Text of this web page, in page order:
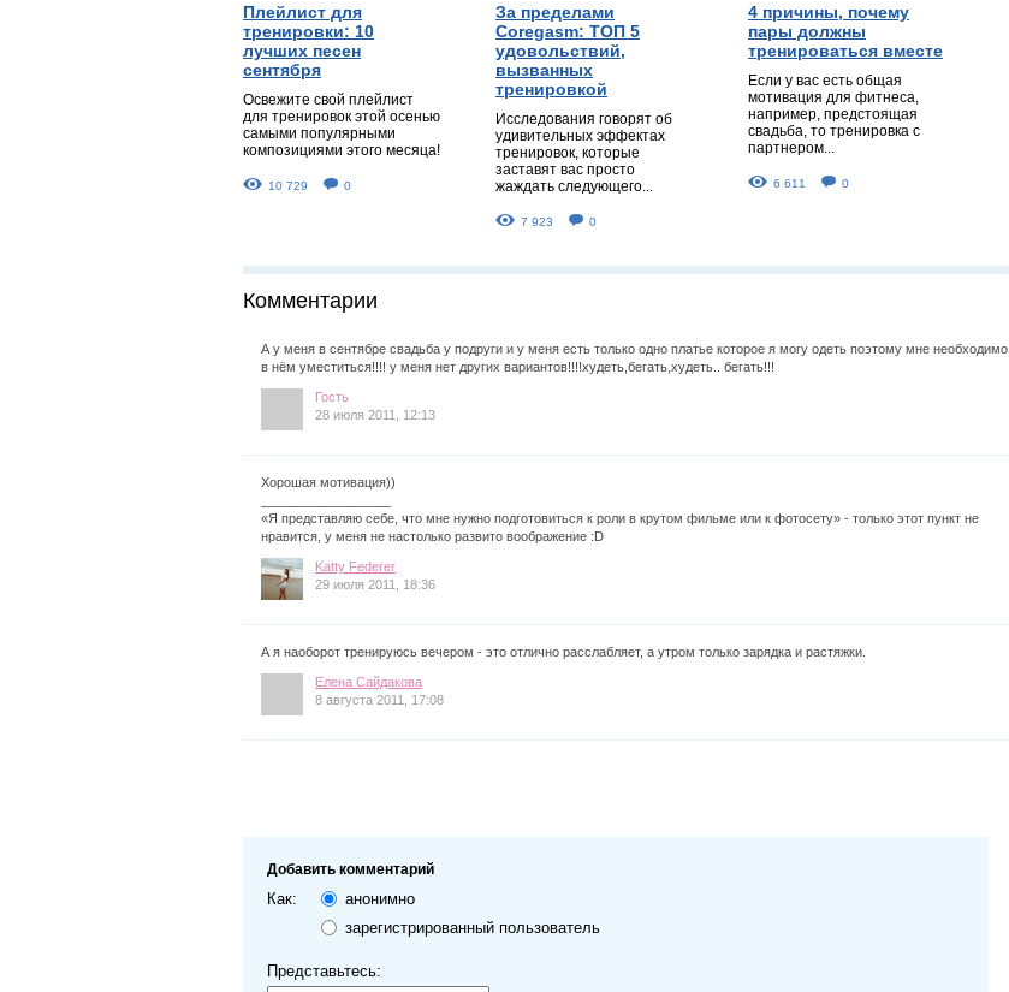
Плейлист для
тренировки: 10
лучших песен
сентября
Освежите свой плейлист
для тренировок этой осенью
самыми популярными
композициями этого месяца!
10 729 0
За пределами
Coregasm: ТОП 5
удовольствий,
вызванных
тренировкой
Исследования говорят об
удивительных эффектах
тренировок, которые
заставят вас просто
жаждать следующего...
7 923 0
4 причины, почему
пары должны
тренироваться вместе
Если у вас есть общая
мотивация для фитнеса,
например, предстоящая
свадьба, то тренировка с
партнером...
6 611 0
Комментарии
А у меня в сентябре свадьба у подруги и у меня есть только одно платье которое я могу одеть поэтому мне необходимо
в нём уместиться!!!! у меня нет других вариантов!!!!худеть,бегать,худеть.. бегать!!!
Гость
28 июля 2011, 12:13
Хорошая мотивация))
«Я представляю себе, что мне нужно подготовиться к роли в крутом фильме или к фотосету» - только этот пункт не
нравится, у меня не настолько развито воображение :D
Katty Federer
29 июля 2011, 18:36
А я наоборот тренируюсь вечером - это отлично расслабляет, а утром только зарядка и растяжки.
Елена Сайдакова
8 августа 2011, 17:08
Добавить комментарий
Как:
анонимно
зарегистрированный пользователь
Представьтесь: